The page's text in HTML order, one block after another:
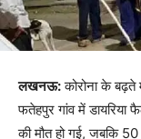
लखनऊ:कोरोना के
फतेहपुर गांव में डायरिया
की मौत हो गई, जबकि